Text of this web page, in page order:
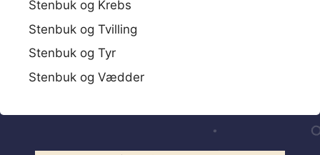
Stenbuk og Krebs
Stenbuk og Tvilling
Stenbuk og Tyr
Stenbuk og Vædder